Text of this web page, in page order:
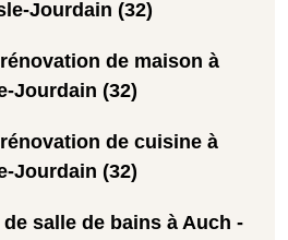
Jourdain (32)
de maison à
Jourdain (32)
de cuisine à
Jourdain (32)
salle de bains à Auch -